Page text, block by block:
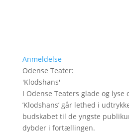
Anmeldelse
Odense Teater:
'Klodshans'
I Odense Teaters glade og
’Klodshans’ går lethed i
budskabet til de yngste
dybder i fortællingen.